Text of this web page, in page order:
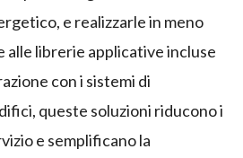
e realizzarle in meno
librerie applicative incluse
con i sistemi di
queste soluzioni riducono i
e semplificano la